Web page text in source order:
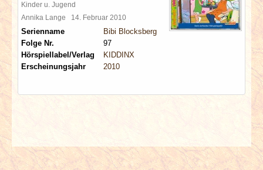
Kinder u. Jugend
Annika Lange 14. Februar 2010
Serienname
Bibi Blocksberg
Folge Nr.
97
Hörspiellabel/Verlag
KIDDINX
Erscheinungsjahr
2010